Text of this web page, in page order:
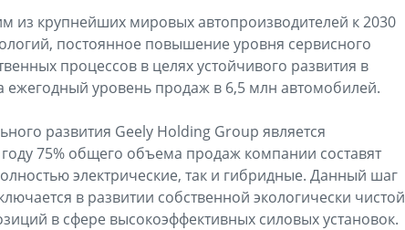
из крупнейших мировых автопроизводителей к 2030
постоянное повышение уровня сервисного
процессов в целях устойчивого развития в
ежегодный уровень продаж в 6,5 млн автомобилей.
развития Geely Holding Group является
75% общего объема продаж компании составят
электрические, так и гибридные. Данный шаг
в развитии собственной экологически чистой
в сфере высокоэффективных силовых установок.